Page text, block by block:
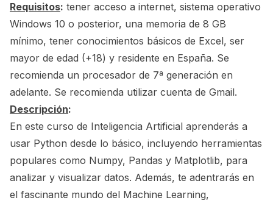
Requisitos: tener acceso a internet, sistema operativo
Windows 10 o posterior, una memoria de 8 GB
mínimo, tener conocimientos básicos de Excel, ser
mayor de edad (+18) y residente en España. Se
recomienda un procesador de 7ª generación en
adelante. Se recomienda utilizar cuenta de Gmail.
Descripción:
En este curso de Inteligencia Artificial aprenderás a
usar Python desde lo básico, incluyendo herramientas
populares como Numpy, Pandas y Matplotlib, para
analizar y visualizar datos. Además, te adentrarás en
el fascinante mundo del Machine Learning,